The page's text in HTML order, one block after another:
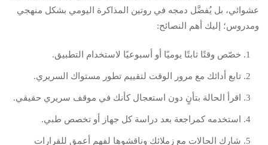
عشوائي، بل يُفضَّل دمجه في روتين المذاكرة اليومي بشكل منهجي
ومدروس؛ إليك أهم النصائح:
خصّص وقتًا ثابتًا يوميًا أو أسبوعيًا لاستخدام التطبيق.
تابع أدائك مع مرور الوقت لتقييم تطور مستواك السريري.
اقرأ الحالة بتأنٍ دون استعجال كأنك في موقف سريري حقيقي.
استخدمه كمراجعة بعد دراسة كل جهاز أو تخصص طبي.
شارك الحالات مع زملائك وناقشوها لفهم أعمق للقرارات